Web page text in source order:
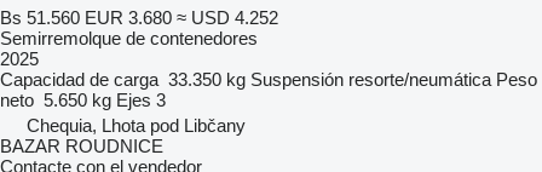
Bs 51.560 EUR 3.680 ≈ USD 4.252
Semirremolque de contenedores
2025
Capacidad de carga 33.350 kg Suspensión resorte/neumática Peso
neto 5.650 kg Ejes 3
Chequia, Lhota pod Libčany
BAZAR ROUDNICE
Contacte con el vendedor